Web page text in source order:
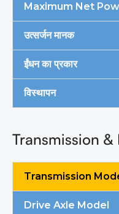
Maximum Net
उत्सर्जन मानक
ईंधन का प्रकार
विस्थापन
Transmission &
Transmission
Drive Axle Model